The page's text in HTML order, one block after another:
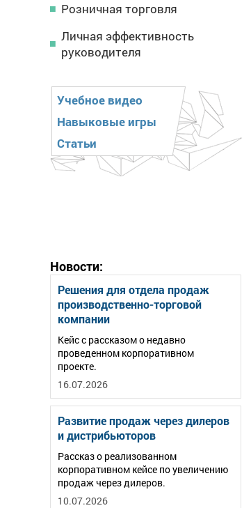
Розничная торговля
Личная эффективность
руководителя
Учебное видео
Навыковые игры
Статьи
Новости:
Решения для отдела продаж
производственно-торговой
компании
Кейс с рассказом о недавно
проведенном корпоративном
проекте.
16.07.2026
Развитие продаж через дилеров
и дистрибьюторов
Рассказ о реализованном
корпоративном кейсе по увеличению
продаж через дилеров.
10.07.2026